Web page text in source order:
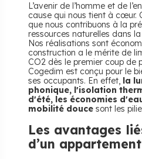
L’avenir de l’homme et de
cause qui nous tient à cœur.
que nous contribuons à la
ressources naturelles dans
Nos réalisations sont
construction a le mérite de
CO2 dès le premier coup de
Cogedim est conçu pour le
ses occupants. En effet, la
phonique, l'isolation
d'été, les économies
mobilité douce sont les
Les avantages
d’un